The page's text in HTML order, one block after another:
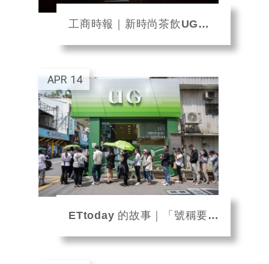
工商時報｜新時尚茶飲UG目標全球展店500家 下半年快攻台灣、香港、美國、加拿大...
14
APR
ETtoday 的故事｜「號稱要排3小時」 話題品牌進駐美村路手搖一條街